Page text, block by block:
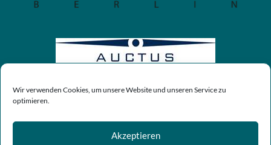
Wir verwenden Cookies, um unsere Website und unseren Service zu
optimieren.
Akzeptieren